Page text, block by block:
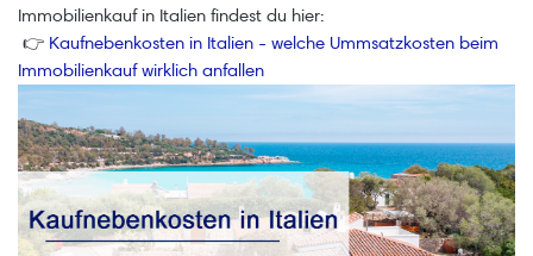
Immobilienkauf in Italien findest du hier:
👉 Kaufnebenkosten in Italien - welche Ummsatzkosten beim
Immobilienkauf wirklich anfallen